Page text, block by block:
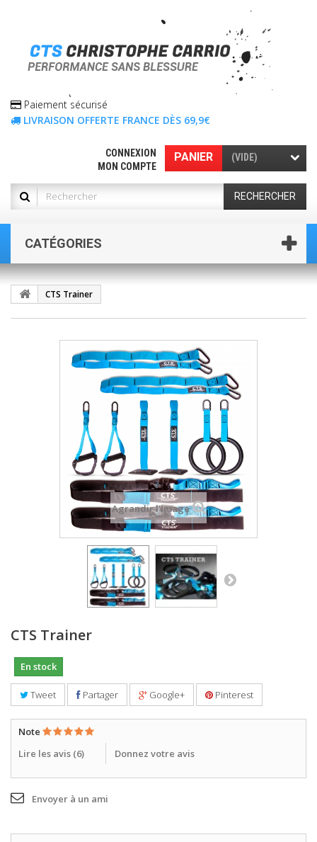
Paiement sécurisé
LIVRAISON OFFERTE FRANCE DÈS 69,9€
PANIER (VIDE)
CONNEXION
MON COMPTE
RECHERCHER
CATÉGORIES
CTS Trainer
Agrandir l'image
CTS Trainer
En stock
Tweet Partager Google+ Pinterest
Note
Lire les avis (6) Donnez votre avis
Envoyer à un ami